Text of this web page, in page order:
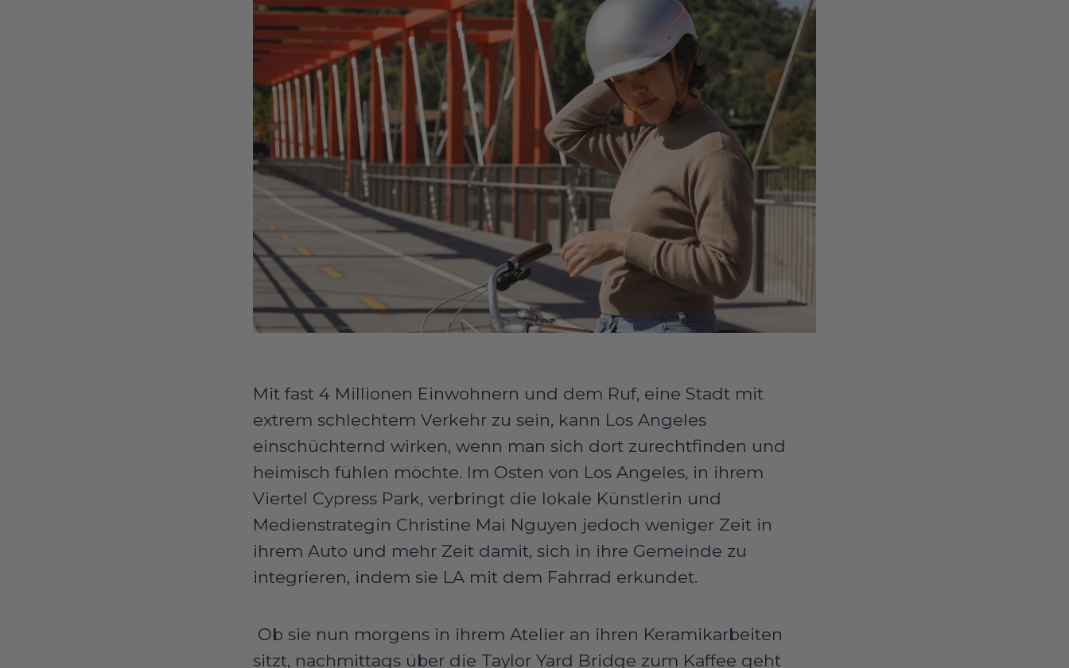
Mit fast 4 Millionen Einwohnern und dem Ruf, eine Stadt mit
extrem schlechtem Verkehr zu sein, kann Los Angeles
einschüchternd wirken, wenn man sich dort zurechtfinden und
heimisch fühlen möchte. Im Osten von Los Angeles, in ihrem
Viertel Cypress Park, verbringt die lokale Künstlerin und
Medienstrategin Christine Mai Nguyen jedoch weniger Zeit in
ihrem Auto und mehr Zeit damit, sich in ihre Gemeinde zu
integrieren, indem sie LA mit dem Fahrrad erkundet.
Ob sie nun morgens in ihrem Atelier an ihren Keramikarbeiten
sitzt, nachmittags über die Taylor Yard Bridge zum Kaffee geht